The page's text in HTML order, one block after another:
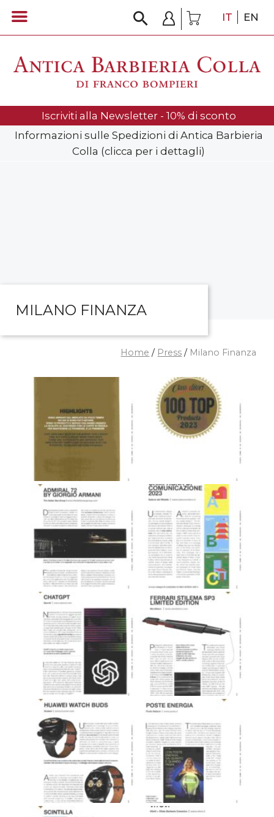
IT EN
Iscriviti alla Newsletter - 10% di sconto
Informazioni sulle Spedizioni di Antica Barbieria
Colla (clicca per i dettagli)
MILANO FINANZA
Home / Press / Milano Finanza